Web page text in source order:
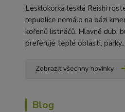
Lesklokorka lesklá Reishi
republice nemálo na bázi
kořenů listnáčů. Hlavně dub,
preferuje teplé oblasti, parky...
Zobrazit všechny novinky
Blog